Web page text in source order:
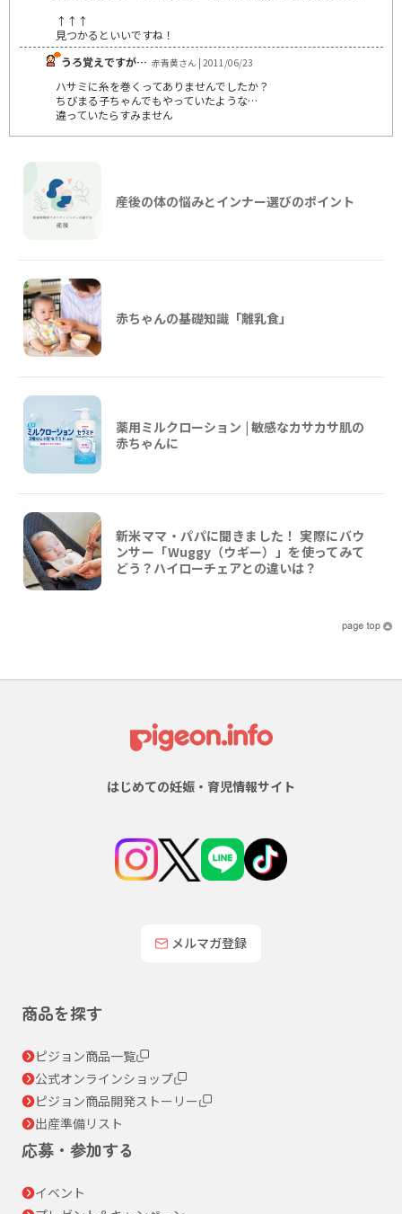
↑↑↑
見つかるといいですね！
うろ覚えですが… 赤青黄さん | 2011/06/23
ハサミに糸を巻くってありませんでしたか？
ちびまる子ちゃんでもやっていたような…
違っていたらすみません
産後の体の悩みとインナー選びのポイント
赤ちゃんの基礎知識「離乳食」
薬用ミルクローション | 敏感なカサカサ肌の
赤ちゃんに
新米ママ・パパに聞きました！ 実際にバウ
ンサー「Wuggy（ウギー）」を使ってみて
どう？ハイローチェアとの違いは？
はじめての妊娠・育児情報サイト
メルマガ登録
商品を探す
ピジョン商品一覧
公式オンラインショップ
ピジョン商品開発ストーリー
出産準備リスト
応募・参加する
イベント